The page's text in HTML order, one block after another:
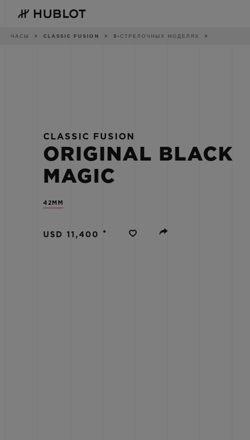
main
Breadcrumb
ЧАСЫ CLASSIC FUSION 3-СТРЕЛОЧНЫХ МОДЕЛЯХ
CLASSIC FUSION
ORIGINAL BLACK
MAGIC
42MM
USD 11,400 • BIG BANG